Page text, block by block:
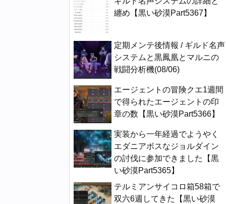
纏め【黒い砂漠Part5367】
定期メンテ後情報 / ギルド名声
システムと黒鳳凰とマルニの
戦闘分析機(08/06)
エージェントの冒険クエ1週間
で得られたエージェントの印
章の数【黒い砂漠Part5366】
実装から一年経過でようやく
エダニアボスなジョルダイン
の討伐に参加できました【黒
い砂漠Part5365】
テルミアンサイコロ箱58箱で
双六6週してきた【黒い砂漠